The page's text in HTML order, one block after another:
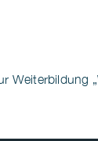
Weiterbildung